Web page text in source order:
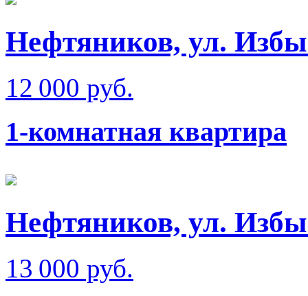
Нефтяников, ул.
12 000 руб.
1-комнатная квартира
Нефтяников, ул.
13 000 руб.